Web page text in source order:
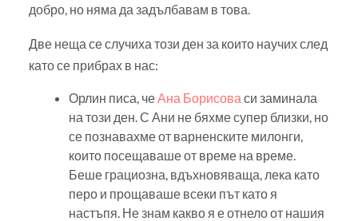
добро, но няма да задълбавам в това.
Две неща се случиха този ден за които научих след
като се прибрах в нас:
Орлин писа, че Ана Борисова си заминала
на този ден. С Ани не бяхме супер близки, но
се познавахме от варненските милонги,
които посещаваше от време на време.
Беше грациозна, вдъхновяваща, лека като
перо и прощаваше всеки път като я
настъпя. Не знам какво я е отнело от нашия